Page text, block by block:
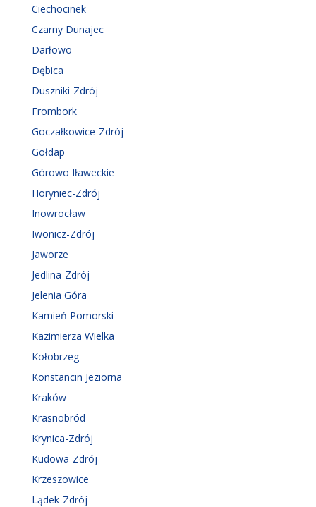
Ciechocinek
Czarny Dunajec
Darłowo
Dębica
Duszniki-Zdrój
Frombork
Goczałkowice-Zdrój
Gołdap
Górowo Iławeckie
Horyniec-Zdrój
Inowrocław
Iwonicz-Zdrój
Jaworze
Jedlina-Zdrój
Jelenia Góra
Kamień Pomorski
Kazimierza Wielka
Kołobrzeg
Konstancin Jeziorna
Kraków
Krasnobród
Krynica-Zdrój
Kudowa-Zdrój
Krzeszowice
Lądek-Zdrój